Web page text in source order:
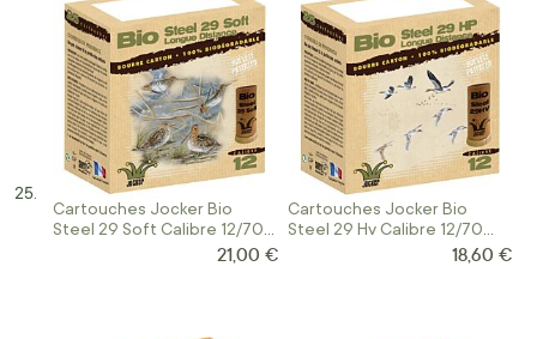
Cartouches Jocker Bio
Steel 29 Soft Calibre 12/70
21,00 €
Cartouches Jocker Bio
Steel 29 Hv Calibre 12/70
18,60 €